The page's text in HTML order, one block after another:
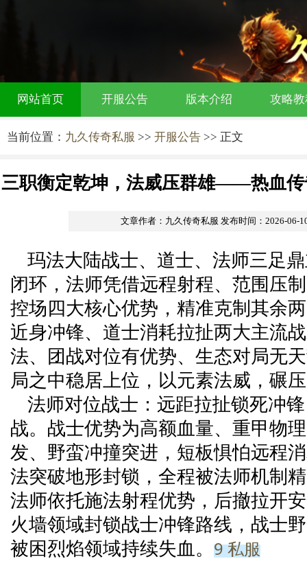
网站首页 开服公告 版本介绍 攻略
当前位置： 九久传奇私服 >> 开服公告 >> 正文
三职衡定乾坤，法威压群雄——热血传
弈解析
文章作者：九久传奇私服 发布时间：2026-06-
玛法大陆战士、道士、法师三足
闭环，法师凭借远程射程、范围压
控场四大核心优势，精准克制其余
近身冲锋、道士消耗拉扯两大主流
法、团战对位有优势、生态对局无
局之中稳居上位，以元素法威，碾
法师对位战士：远距拉扯锁死冲
战。战士优势为高额血量、重甲物
发、野蛮冲撞突进，短板惧怕远程
法突破地形封锁，全程被法师机制
法师依托施法射程优势，后撤拉开
火墙领域封锁战士冲锋路线，战士
被困烈焰领域持续失血。 9 私服